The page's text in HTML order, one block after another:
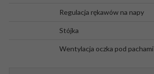
Regulacja rękawów na napy
Stójka
Wentylacja oczka pod pachami